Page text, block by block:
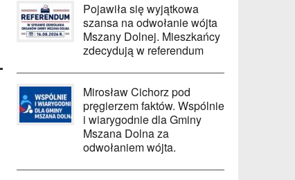
Pojawiła się wyjątkowa
szansa na odwołanie wójta
Mszany Dolnej. Mieszkańcy
zdecydują w referendum
Mirosław Cichorz pod
pręgierzem faktów. Wspólnie
i wiarygodnie dla Gminy
Mszana Dolna za
odwołaniem wójta.